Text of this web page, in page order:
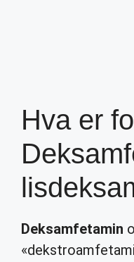
Hva er
Deksamfetamin